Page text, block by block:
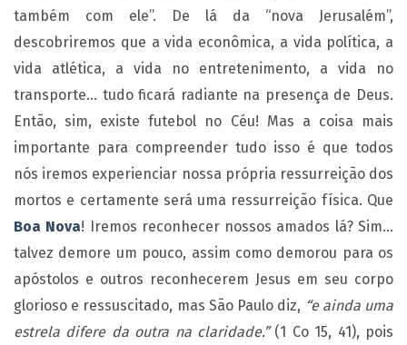
também com ele”. De lá da “nova Jerusalém”,
descobriremos que a vida econômica, a vida política, a
vida atlética, a vida no entretenimento, a vida no
transporte… tudo ficará radiante na presença de Deus.
Então, sim, existe futebol no Céu! Mas a coisa mais
importante para compreender tudo isso é que todos
nós iremos experienciar nossa própria ressurreição dos
mortos e certamente será uma ressurreição física. Que
Boa Nova! Iremos reconhecer nossos amados lá? Sim…
talvez demore um pouco, assim como demorou para os
apóstolos e outros reconhecerem Jesus em seu corpo
glorioso e ressuscitado, mas São Paulo diz, “e ainda uma
estrela difere da outra na claridade.” (1 Co 15, 41), pois